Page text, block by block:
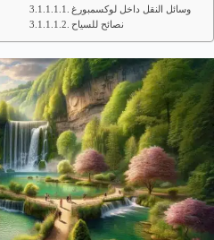
وسائل النقل داخل لوكسمبورغ
نصائح للسياح